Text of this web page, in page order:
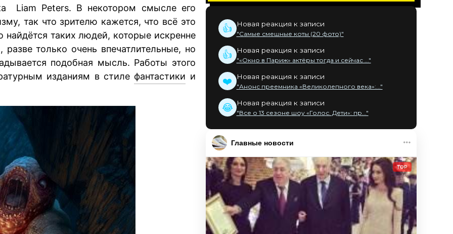
Liam Peters. В некотором смысле его
так что зрителю кажется, что всё это
таких людей, которые искренне
только очень впечатлительные, но
подобная мысль. Работы этого
изданиям в стиле фантастики и
👍 Новая реакция к записи
"Самые смешные коты (20 фото)"
👍 Новая реакция к записи
"«Окно в Париж» актёры тогда и сейчас ..."
❤️ Новая реакция к записи
"Анонс преемника «Великолепного века»:..."
😂 Новая реакция к записи
"Все о 13 сезоне шоу «Голос. Дети»: пр..."
Главные новости
TOP